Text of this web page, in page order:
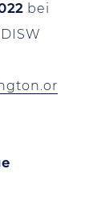
bei